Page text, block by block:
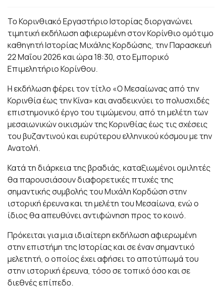
Το Κορινθιακό Εργαστήριο Ιστορίας διοργανώνει
τιμητική εκδήλωση αφιερωμένη στον Κορίνθιο ομότιμο
καθηγητή Ιστορίας Μιχάλης Κορδώσης, την Παρασκευή
22 Μαΐου 2026 και ώρα 18:30, στο Εμπορικό
Επιμελητήριο Κορίνθου.
Η εκδήλωση φέρει τον τίτλο «Ο Μεσαίωνας από την
Κορινθία έως την Κίνα» και αναδεικνύει το πολυσχιδές
επιστημονικό έργο του τιμώμενου, από τη μελέτη των
μεσαιωνικών οικισμών της Κορινθίας έως τις σχέσεις
του βυζαντινού και ευρύτερου ελληνικού κόσμου με την
Ανατολή.
Κατά τη διάρκεια της βραδιάς, καταξιωμένοι ομιλητές
θα παρουσιάσουν διαφορετικές πτυχές της
σημαντικής συμβολής του Μιχάλη Κορδώση στην
ιστορική έρευνα και τη μελέτη του Μεσαίωνα, ενώ ο
ίδιος θα απευθύνει αντιφώνηση προς το κοινό.
Πρόκειται για μια ιδιαίτερη εκδήλωση αφιερωμένη
στην επιστήμη της Ιστορίας και σε έναν σημαντικό
μελετητή, ο οποίος έχει αφήσει το αποτύπωμά του
στην ιστορική έρευνα, τόσο σε τοπικό όσο και σε
διεθνές επίπεδο.